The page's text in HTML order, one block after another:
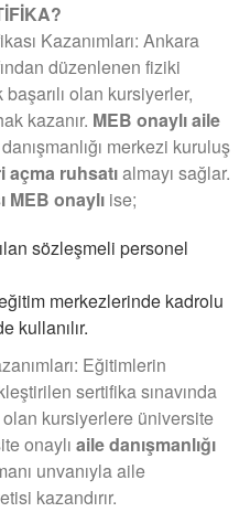
Kazanımları: Ankara
düzenlenen fiziki
olan kursiyerler,
kazanır. MEB onaylı aile
merkezi kuruluş
açma ruhsatıalmayı sağlar.
MEB onaylı ise;
sözleşmeli personel
merkezlerinde kadrolu
kullanılır.
Eğitimlerin
sertifika sınavında
olan kursiyerlere üniversite
onaylı aile danışmanlığı
unvanıyla aile
kazandırır.